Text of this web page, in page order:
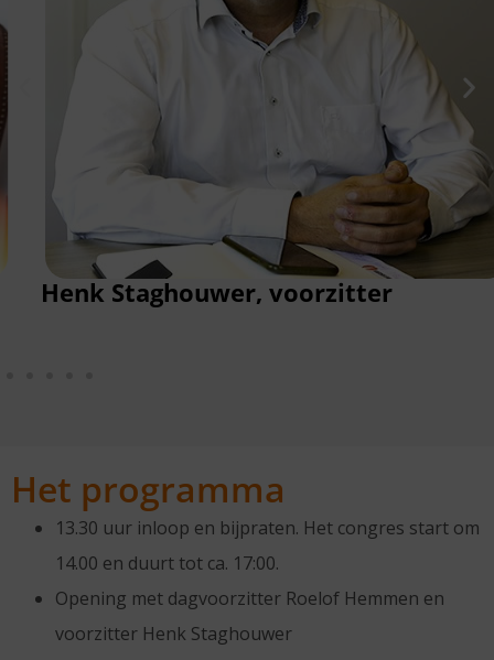
Henk Staghouwer, voorzitter
Het programma
13.30 uur inloop en bijpraten. Het congres start om
14.00 en duurt tot ca. 17:00.
Opening met dagvoorzitter Roelof Hemmen en
voorzitter Henk Staghouwer